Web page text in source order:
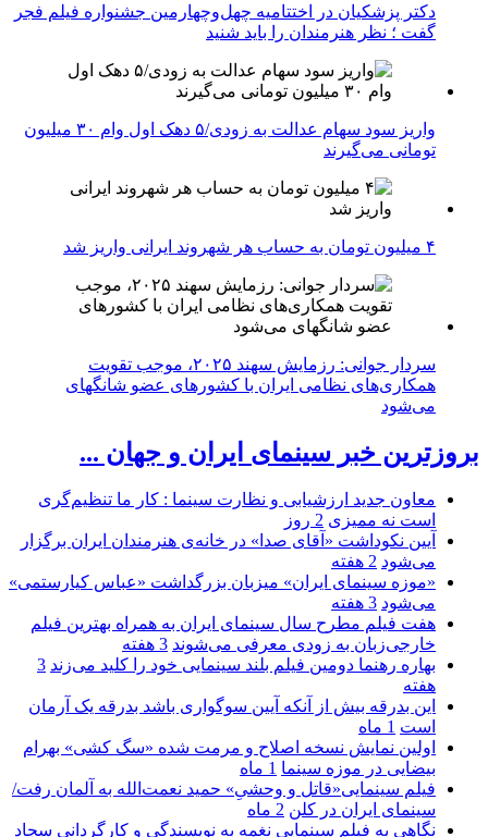
دکتر پزشکیان در اختتامیه چهل‌وچهارمین جشنواره فیلم فجر
گفت ؛ نظر هنرمندان را باید شنید
واریز سود سهام عدالت به زودی/۵ دهک اول وام ۳۰ میلیون
تومانی می‌گیرند
۴ میلیون تومان به حساب هر شهروند ایرانی واریز شد
سردار جوانی: رزمایش سهند ۲۰۲۵، موجب تقویت
همکاری‌های نظامی ایران با کشور‌های عضو شانگهای
می‌شود
بروزترین خبر سینمای ایران و جهان ...
معاون جدید ارزشیابی و نظارت سینما : کار ما تنظیم‌گری
است نه ممیزی 2 روز
آیین نکوداشت «آقای صدا» در خانه‌ی هنرمندان ایران برگزار
می‌شود 2 هفته
«موزه سینمای ایران» میزبان بزرگداشت «عباس کیارستمی»
می‌شود 3 هفته
هفت فیلم مطرح سال سینمای ایران به همراه بهترین فیلم
خارجی‌زبان به زودی معرفی می‌شوند 3 هفته
بهاره رهنما دومین فیلم بلند سینمایی خود را کلید می‌زند 3
هفته
این بدرقه بیش از آنکه آیین سوگواری باشد بدرقه یک آرمان
است 1 ماه
اولین نمایش نسخه اصلاح و مرمت شده «سگ کشی» بهرام
بیضایی در موزه سینما 1 ماه
فیلم سینمایی«قاتل و وحشیِ» حمید نعمت‌الله به آلمان رفت/
سینمای ایران در کلن 2 ماه
نگاهی به فیلم سینمایی نغمه به نویسندگی و کارگردانی سجاد